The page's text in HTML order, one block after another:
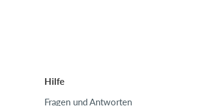
Hilfe
Fragen und Antworten